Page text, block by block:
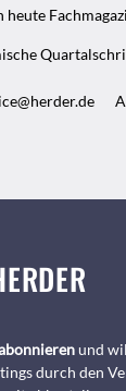
heute
und
durch den